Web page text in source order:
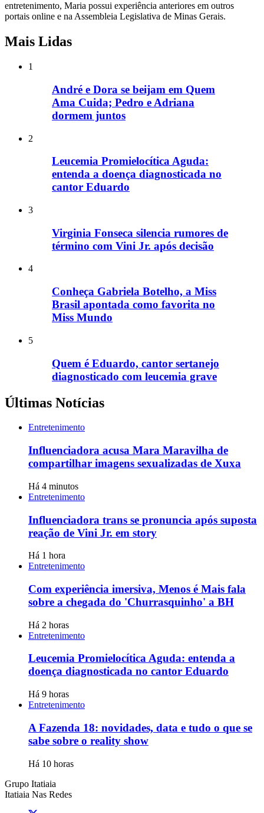
entretenimento, Maria possui experiência anteriores em outros
portais online e na Assembleia Legislativa de Minas Gerais.
Mais Lidas
1
André e Dora se beijam em Quem
Ama Cuida; Pedro e Adriana
dormem juntos
2
Leucemia Promielocítica Aguda:
entenda a doença diagnosticada no
cantor Eduardo
3
Virginia Fonseca silencia rumores de
término com Vini Jr. após decisão
4
Conheça Gabriela Botelho, a Miss
Brasil apontada como favorita no
Miss Mundo
5
Quem é Eduardo, cantor sertanejo
diagnosticado com leucemia grave
Últimas Notícias
Entretenimento
Influenciadora acusa Mara Maravilha de
compartilhar imagens sexualizadas de Xuxa
Há 4 minutos
Entretenimento
Influenciadora trans se pronuncia após suposta
reação de Vini Jr. em story
Há 1 hora
Entretenimento
Com experiência imersiva, Menos é Mais fala
sobre a chegada do 'Churrasquinho' a BH
Há 2 horas
Entretenimento
Leucemia Promielocítica Aguda: entenda a
doença diagnosticada no cantor Eduardo
Há 9 horas
Entretenimento
A Fazenda 18: novidades, data e tudo o que se
sabe sobre o reality show
Há 10 horas
Grupo Itatiaia
Itatiaia Nas Redes